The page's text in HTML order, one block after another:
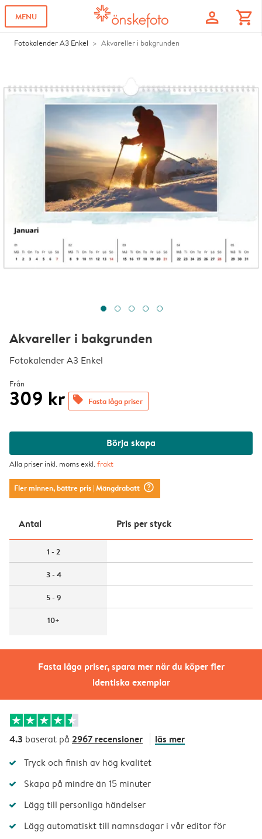
MENU profile shopping_cart
Fotokalender A3 Enkel Akvareller i bakgrunden
Fasta låga priser, spara mer när du köper fler
identiska exemplar
Akvareller i bakgrunden
Fotokalender A3 Enkel
Från
309 kr offers Fasta låga priser
Börja skapa
Alla priser inkl. moms exkl.frakt
Fler minnen, bättre pris| Mängdrabatt question_mark_circle
Antal Pris per styck
1 - 2
3 - 4
5 - 9
10+
4.3 baserat på 2967 recensioner läs mer
Tryck och finish av hög kvalitet
Skapa på mindre än 15 minuter
Lägg till personliga händelser
Lägg automatiskt till namnsdagar i vår editor för